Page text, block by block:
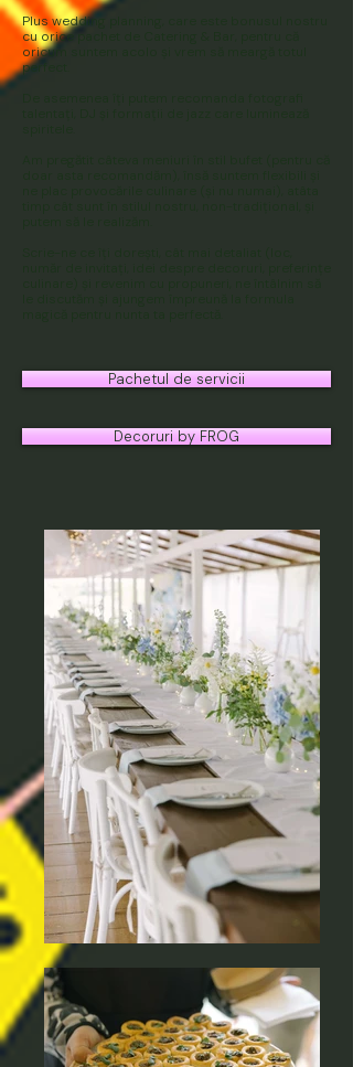
Plus wedding planning, care este bonusul nostru
cu orice pachet de Catering & Bar, pentru că
oricum suntem acolo și vrem să meargă totul
perfect.
Pachetul de servicii
Decoruri by FROG